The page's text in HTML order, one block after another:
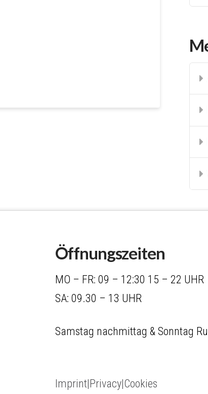
Öffnungszeiten
MO – FR: 09 – 12:30 15 – 22 UHR
SA: 09.30 – 13 UHR
Samstag nachmittag & Sonntag
Imprint|Privacy|Cookies